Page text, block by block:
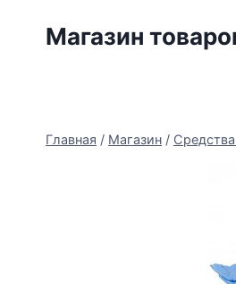
Магазин
Главная / Магазин /